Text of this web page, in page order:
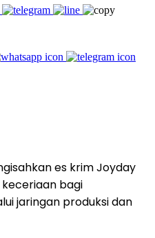
es krim Joyday
bagi
jaringan produksi dan